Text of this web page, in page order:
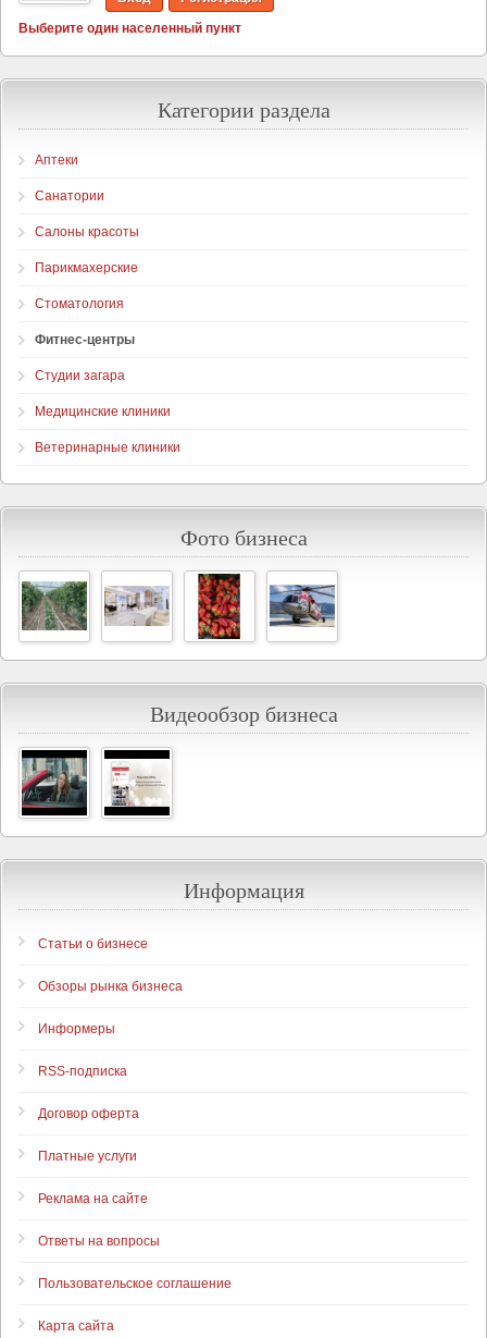
Выберите один населенный пункт
Категории раздела
Аптеки
Санатории
Салоны красоты
Парикмахерские
Стоматология
Фитнес-центры
Студии загара
Медицинские клиники
Ветеринарные клиники
Фото бизнеса
Видеообзор бизнеса
Информация
Статьи о бизнесе
Обзоры рынка бизнеса
Информеры
RSS-подписка
Договор оферта
Платные услуги
Реклама на сайте
Ответы на вопросы
Пользовательское соглашение
Карта сайта